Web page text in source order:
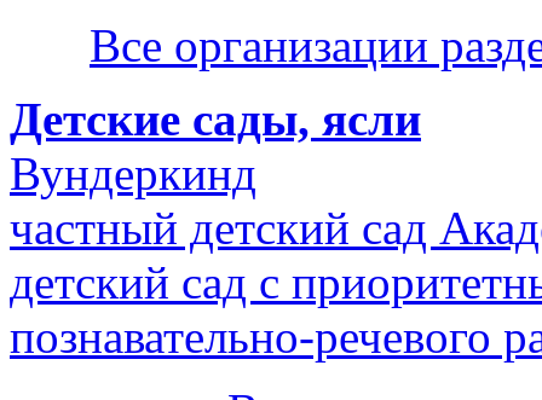
Все организации
Детские сады, ясли
Вундеркинд
частный детский сад
детский сад с
познавательно-речевого